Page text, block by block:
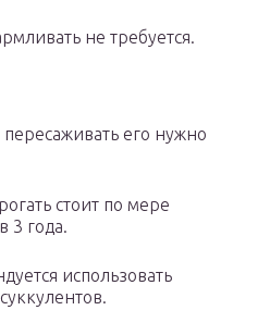
не требуется.
его нужно
стоит по мере
3 года.
использовать